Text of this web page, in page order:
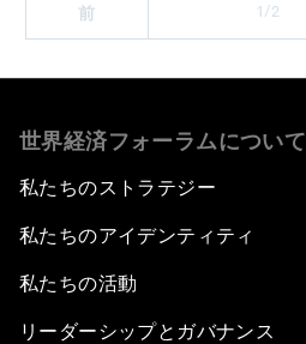
前 1/2
世界経済フォーラムについて
私たちのストラテジー
私たちのアイデンティティ
私たちの活動
リーダーシップとガバナンス